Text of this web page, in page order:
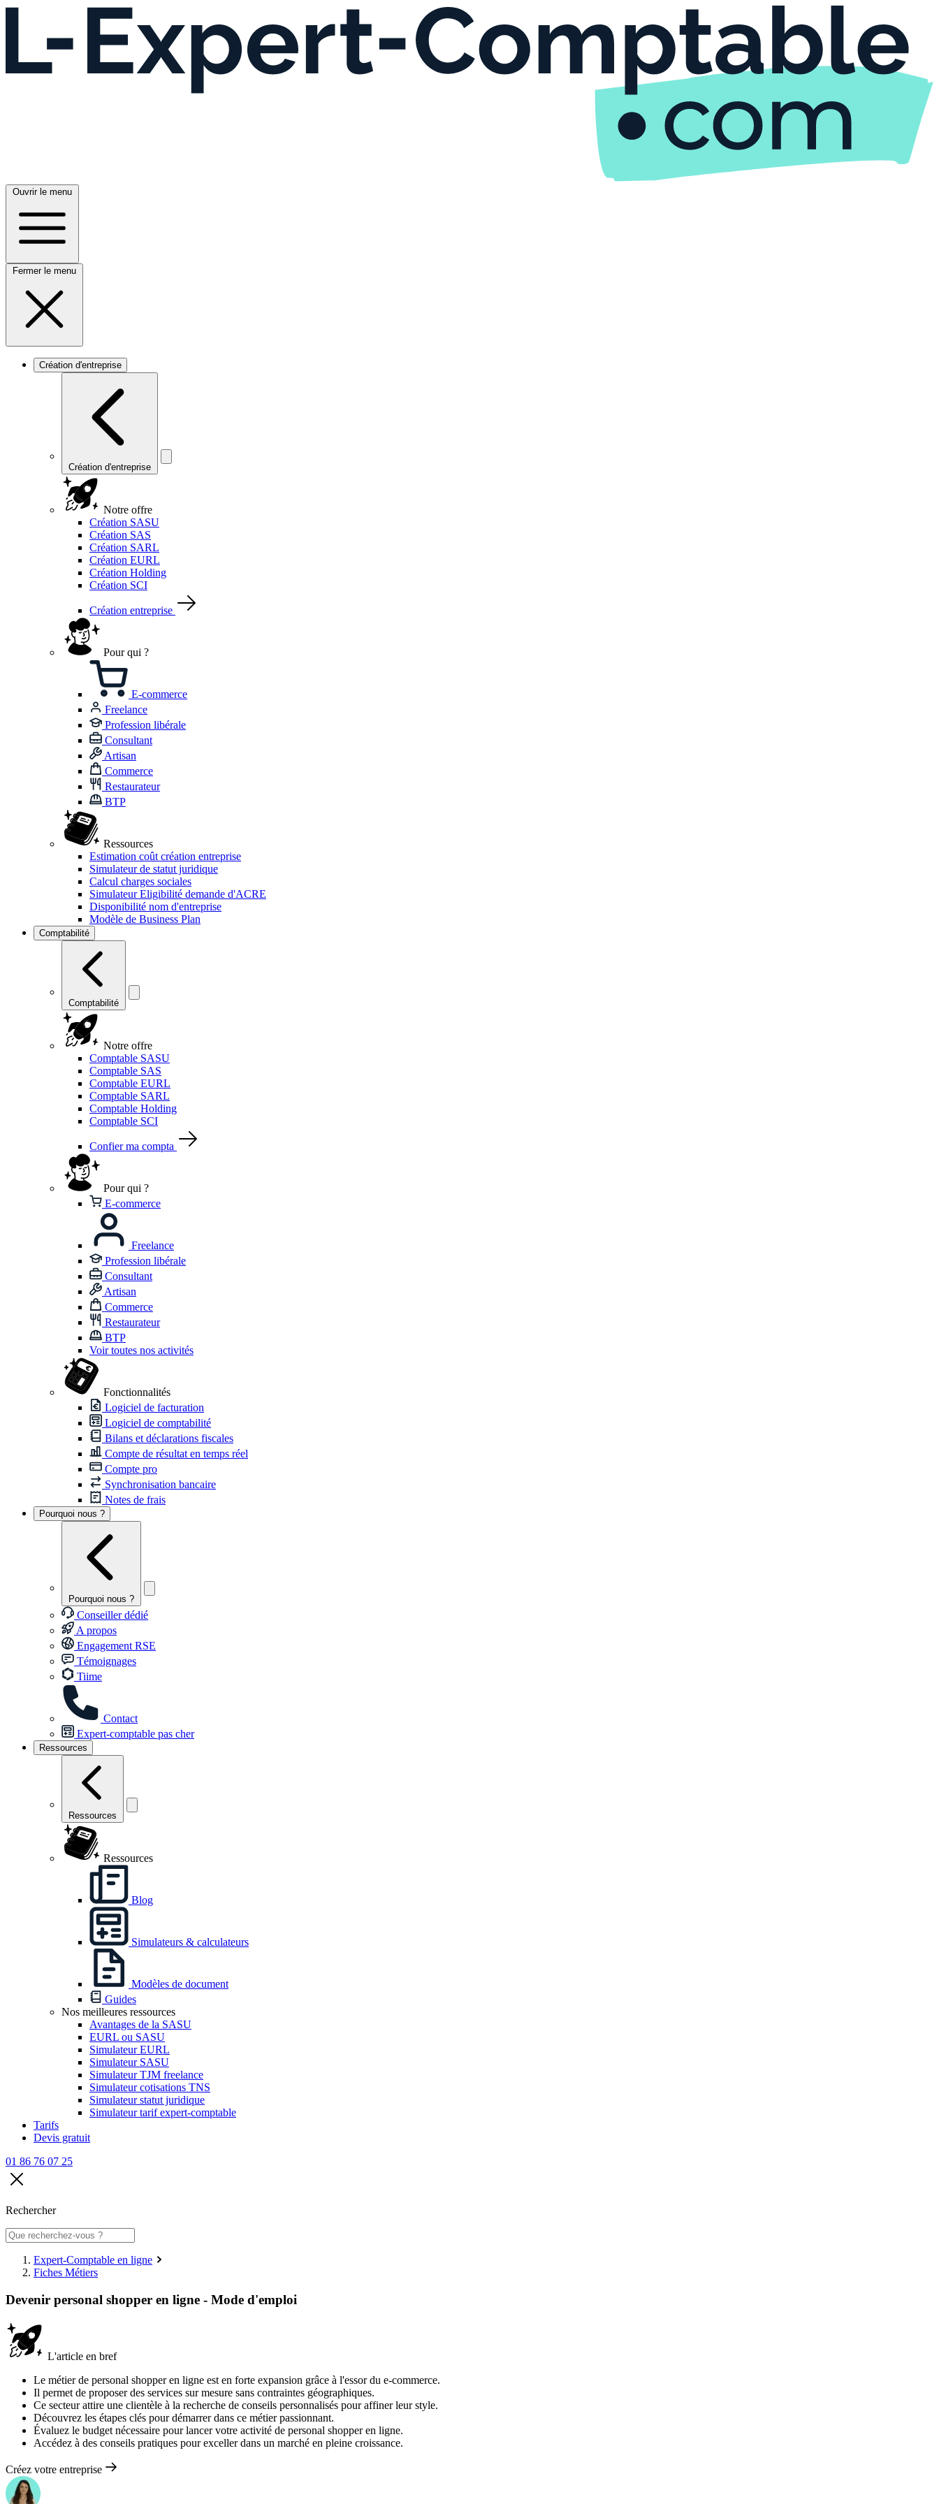
Ouvrir le menu
Fermer le menu
Création d'entreprise
Création d'entreprise
Notre offre
Création SASU
Création SAS
Création SARL
Création EURL
Création Holding
Création SCI
Création entreprise
Pour qui ?
E-commerce
Freelance
Profession libérale
Consultant
Artisan
Commerce
Restaurateur
BTP
Ressources
Estimation coût création entreprise
Simulateur de statut juridique
Calcul charges sociales
Simulateur Eligibilité demande d'ACRE
Disponibilité nom d'entreprise
Modèle de Business Plan
Comptabilité
Comptabilité
Notre offre
Comptable SASU
Comptable SAS
Comptable EURL
Comptable SARL
Comptable Holding
Comptable SCI
Confier ma compta
Pour qui ?
E-commerce
Freelance
Profession libérale
Consultant
Artisan
Commerce
Restaurateur
BTP
Voir toutes nos activités
Fonctionnalités
Logiciel de facturation
Logiciel de comptabilité
Bilans et déclarations fiscales
Compte de résultat en temps réel
Compte pro
Synchronisation bancaire
Notes de frais
Pourquoi nous ?
Pourquoi nous ?
Conseiller dédié
A propos
Engagement RSE
Témoignages
Tiime
Contact
Expert-comptable pas cher
Ressources
Ressources
Ressources
Blog
Simulateurs & calculateurs
Modèles de document
Guides
Nos meilleures ressources
Avantages de la SASU
EURL ou SASU
Simulateur EURL
Simulateur SASU
Simulateur TJM freelance
Simulateur cotisations TNS
Simulateur statut juridique
Simulateur tarif expert-comptable
Tarifs
Devis gratuit
01 86 76 07 25
Rechercher
Expert-Comptable en ligne
Fiches Métiers
Devenir personal shopper en ligne - Mode d'emploi
L'article en bref
Le métier de personal shopper en ligne est en forte expansion grâce à l'essor du e-commerce.
Il permet de proposer des services sur mesure sans contraintes géographiques.
Ce secteur attire une clientèle à la recherche de conseils personnalisés pour affiner leur style.
Découvrez les étapes clés pour démarrer dans ce métier passionnant.
Évaluez le budget nécessaire pour lancer votre activité de personal shopper en ligne.
Accédez à des conseils pratiques pour exceller dans un marché en pleine croissance.
Créez votre entreprise